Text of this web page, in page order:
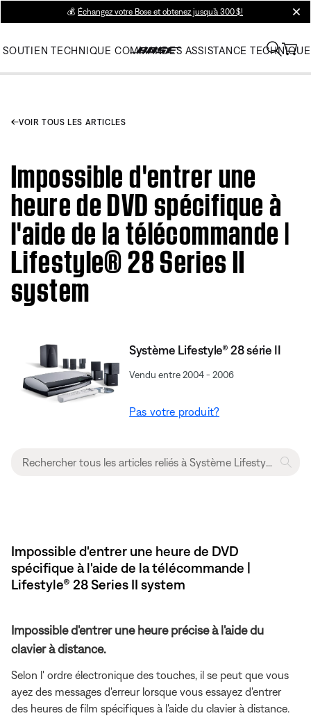
💰 Échangez votre Bose et obtenez jusqu’à 300 $!
SOUTIEN TECHNIQUE COMMANDES ASSISTANCE TECHNIQUE
VOIR TOUS LES ARTICLES
Impossible d'entrer une
heure de DVD spécifique à
l'aide de la télécommande |
Lifestyle® 28 Series II
system
Système Lifestyle® 28 série II
Vendu entre 2004 - 2006
Pas votre produit?
Impossible d'entrer une heure de DVD
spécifique à l'aide de la télécommande |
Lifestyle® 28 Series II system
Impossible d'entrer une heure précise à l'aide du
clavier à distance.
Selon l' ordre électronique des touches, il se peut que vous
ayez des messages d'erreur lorsque vous essayez d'entrer
des heures de film spécifiques à l'aide du clavier à distance.